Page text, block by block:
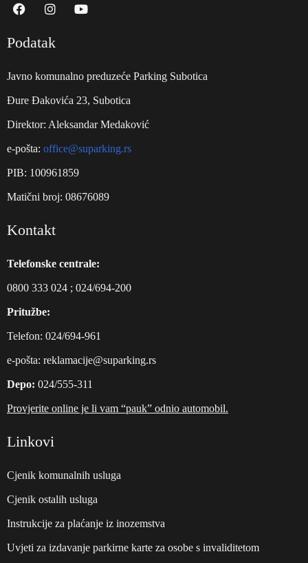
Podatak
Javno komunalno preduzeće Parking Subotica
Đure Đakovića 23, Subotica
Direktor: Aleksandar Medaković
e-pošta: office@suparking.rs
PIB: 100961859
Matični broj: 08676089
Kontakt
Telefonske centrale:
0800 333 024 ; 024/694-200
Pritužbe:
Telefon: 024/694-961
е-pošta: reklamacije@suparking.rs
Depo: 024/555-311
Provjerite online je li vam “pauk” odnio automobil.
Linkovi
Cjenik komunalnih usluga
Cjenik ostalih usluga
Instrukcije za plaćanje iz inozemstva
Uvjeti za izdavanje parkirne karte za osobe s invaliditetom